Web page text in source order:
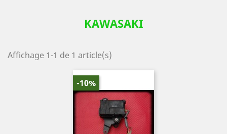
KAWASAKI
Affichage 1-1 de 1 article(s)
-10%